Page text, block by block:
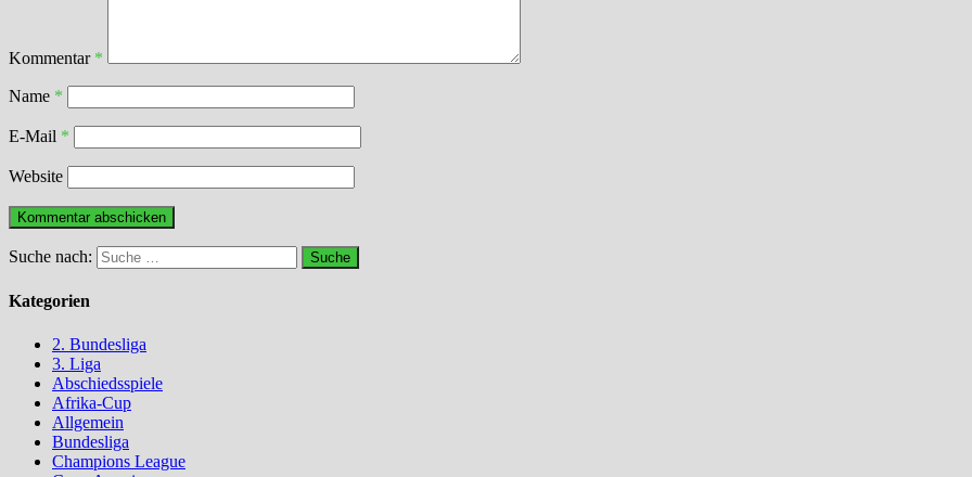
Kommentar *
Name *
E-Mail *
Website
Suche nach:
Kategorien
2. Bundesliga
3. Liga
Abschiedsspiele
Afrika-Cup
Allgemein
Bundesliga
Champions League